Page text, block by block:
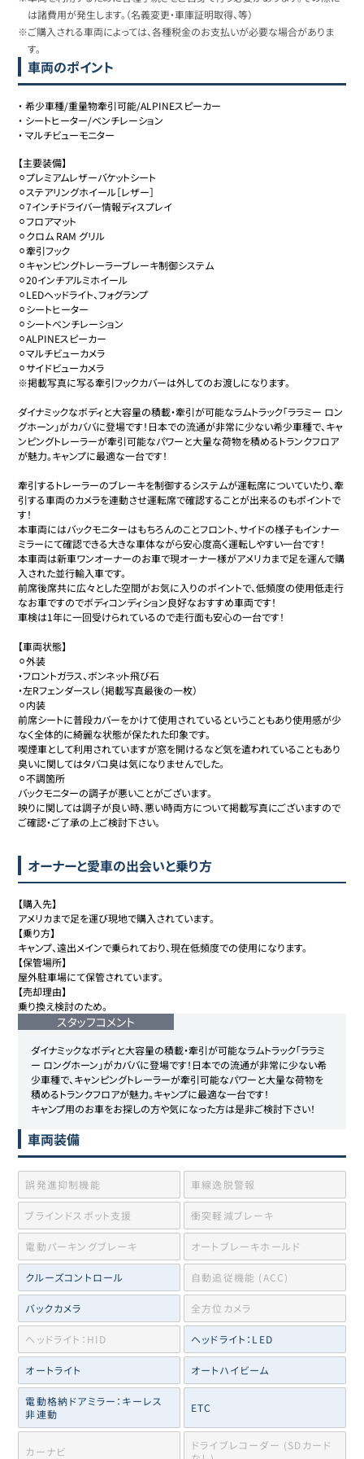
は諸費用が発生します。（名義変更・車庫証明取得、等）
※ご購入される車両によっては、各種税金のお支払いが必要な場合がありま
す。
車両のポイント
・希少車種/重量物牽引可能/ALPINEスピーカー
・ シートヒーター/ベンチレーション
・マルチビューモニター
【主要装備】
⚪︎プレミアムレザーバケットシート
⚪︎ステアリングホイール［レザー］
⚪︎7インチドライバー情報ディスプレイ
⚪︎フロアマット
⚪︎クロム RAM グリル
⚪︎牽引フック
⚪︎キャンピングトレーラーブレーキ制御システム
⚪︎20インチアルミホイール
⚪︎LEDヘッドライト、フォグランプ
⚪︎シートヒーター
⚪︎シートベンチレーション
⚪︎ALPINEスピーカー
⚪︎マルチビューカメラ
⚪︎サイドビューカメラ
※掲載写真に写る牽引フックカバーは外してのお渡しになります。
ダイナミックなボディと大容量の積載・牽引が可能なラムトラック「ララミー ロン
グホーン」がカババに登場です！日本での流通が非常に少ない希少車種で、キャ
ンピングトレーラーが牽引可能なパワーと大量な荷物を積めるトランクフロア
が魅力。キャンプに最適な一台です！
牽引するトレーラーのブレーキを制御するシステムが運転席についていたり、牽
引する車両のカメラを連動させ運転席で確認することが出来るのもポイントで
す！
本車両にはバックモニターはもちろんのことフロント、サイドの様子もインナー
ミラーにて確認できる大きな車体ながら安心度高く運転しやすい一台です！
本車両は新車ワンオーナーのお車で現オーナー様がアメリカまで足を運んで購
入された並行輸入車です。
前席後席共に広々とした空間がお気に入りのポイントで、低頻度の使用低走行
なお車ですのでボディコンディション良好なおすすめ車両です！
車検は1年に一回受けられているので走行面も安心の一台です！
【車両状態】
⚪︎外装
・フロントガラス、ボンネット飛び石
・左Rフェンダースレ（掲載写真最後の一枚）
⚪︎内装
前席シートに普段カバーをかけて使用されているということもあり使用感が少
なく全体的に綺麗な状態が保たれた印象です。
喫煙車として利用されていますが窓を開けるなど気を遣われていることもあり
臭いに関してはタバコ臭は気になりませんでした。
⚪︎不調箇所
バックモニターの調子が悪いことがございます。
映りに関しては調子が良い時、悪い時両方について掲載写真にございますので
ご確認・ご了承の上ご検討下さい。
オーナーと愛車の出会いと乗り方
【購入先】
アメリカまで足を運び現地で購入されています。
【乗り方】
キャンプ、遠出メインで乗られており、現在低頻度での使用になります。
【保管場所】
屋外駐車場にて保管されています。
【売却理由】
乗り換え検討のため。
スタッフコメント
ダイナミックなボディと大容量の積載・牽引が可能なラムトラック「ララミ
ー ロングホーン」がカババに登場です！日本での流通が非常に少ない希
少車種で、キャンピングトレーラーが牽引可能なパワーと大量な荷物を
積めるトランクフロアが魅力。キャンプに最適な一台です！
キャンプ用のお車をお探しの方や気になった方は是非ご検討下さい！
車両装備
誤発進抑制機能 車線逸脱警報
ブラインドスポット支援 衝突軽減ブレーキ
電動パーキングブレーキ オートブレーキホールド
クルーズコントロール 自動追従機能 (ACC)
バックカメラ 全方位カメラ
ヘッドライト：HID ヘッドライト：LED
オートライト オートハイビーム
電動格納ドアミラー：キーレス
非連動
ETC
カーナビ
ドライブレコーダー (SDカード